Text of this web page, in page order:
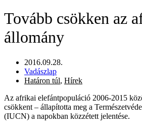
Tovább csökken az
állomány
2016.09.28.
Vadászlap
Határon túl, Hírek
Az afrikai elefántpopuláció 2006-2015
csökkent – állapította meg a
(IUCN) a napokban közzétett jelentése.